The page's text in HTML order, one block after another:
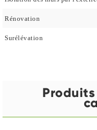
Rénovation
Surélévation